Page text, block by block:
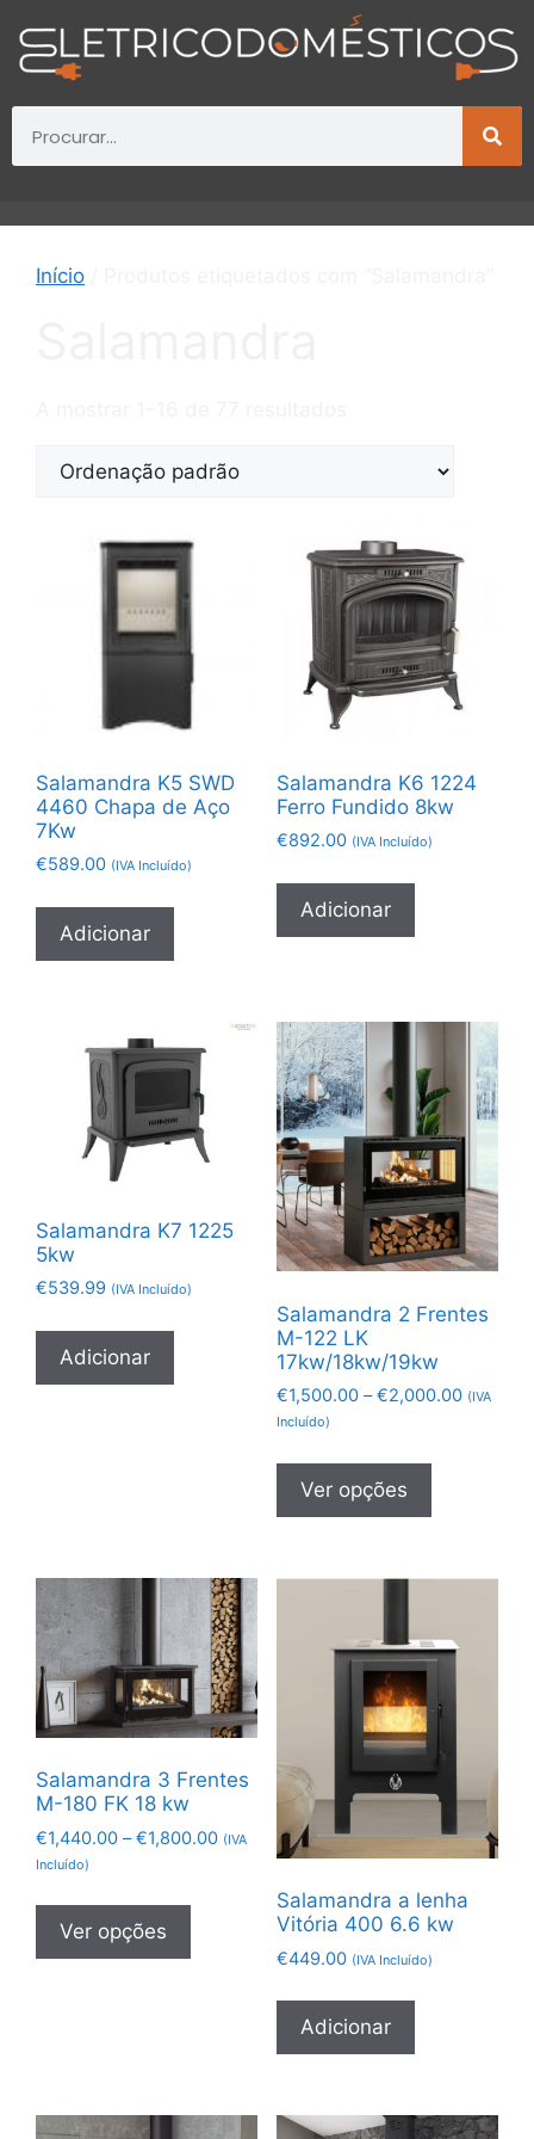
Início
Salamandra K5 SWD
4460 Chapa de Aço
7Kw
€589.00 (IVA Incluído)
Adicionar
Salamandra K6 1224
Ferro Fundido 8kw
€892.00 (IVA Incluído)
Adicionar
Salamandra K7 1225
5kw
€539.99 (IVA Incluído)
Adicionar
Salamandra 2 Frentes
M-122 LK
17kw/18kw/19kw
€1,500.00 – €2,000.00 (IVA
Incluído)
Ver opções
Salamandra 3 Frentes
M-180 FK 18 kw
€1,440.00 – €1,800.00 (IVA
Incluído)
Ver opções
Salamandra a lenha
Vitória 400 6.6 kw
€449.00 (IVA Incluído)
Adicionar